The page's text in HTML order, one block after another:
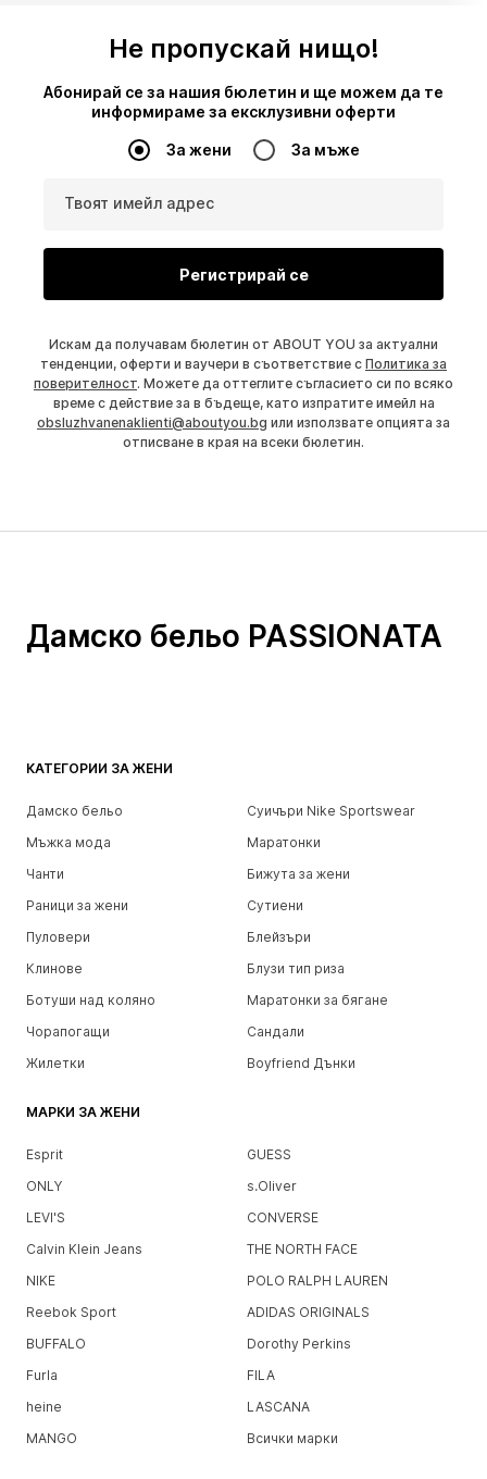
Не пропускай нищо!
Абонирай се за нашия бюлетин и ще можем да те
информираме за ексклузивни оферти
За жени За мъже
Твоят имейл адрес
Регистрирай се
Искам да получавам бюлетин от ABOUT YOU за актуални
тенденции, оферти и ваучери в съответствие с Политика за
поверителност. Можете да оттеглите съгласието си по всяко
време с действие за в бъдеще, като изпратите имейл на
obsluzhvanenaklienti@aboutyou.bg или използвате опцията за
отписване в края на всеки бюлетин.
КАТЕГОРИИ ЗА ЖЕНИ
Дамско бельо
Суичъри Nike Sportswear
Мъжка мода
Маратонки
Чанти
Бижута за жени
Раници за жени
Сутиени
Пуловери
Блейзъри
Клинове
Блузи тип риза
Ботуши над коляно
Маратонки за бягане
Чорапогащи
Сандали
Жилетки
Boyfriend Дънки
МАРКИ ЗА ЖЕНИ
Esprit
GUESS
ONLY
s.Oliver
LEVI'S
CONVERSE
Calvin Klein Jeans
THE NORTH FACE
NIKE
POLO RALPH LAUREN
Reebok Sport
ADIDAS ORIGINALS
BUFFALO
Dorothy Perkins
Furla
FILA
heine
LASCANA
MANGO
Всички марки
Дамско бельо PASSIONATA